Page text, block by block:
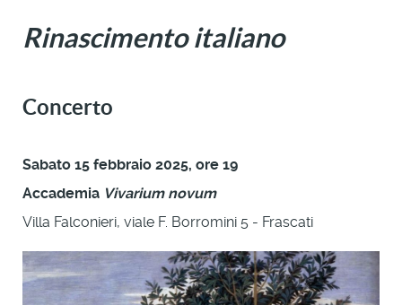
Rinascimento italiano
Concerto
Sabato 15 febbraio 2025, ore 19
Accademia Vivarium novum
Villa Falconieri, viale F. Borromini 5 - Frascati